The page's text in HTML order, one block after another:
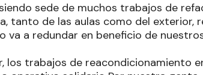
sede de muchos trabajos de
tanto de las aulas como del exterior,
va a redundar en beneficio de
los trabajos de reacondicionamiento